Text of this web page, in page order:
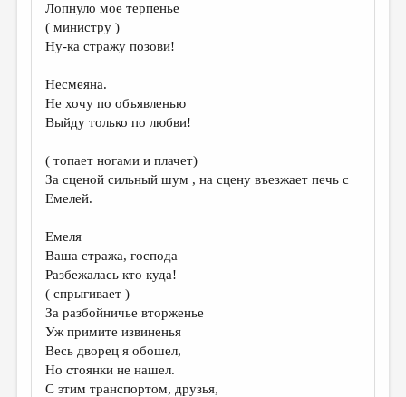
Лопнуло мое терпенье
( министру )
Ну-ка стражу позови!
Несмеяна.
Не хочу по объявленью
Выйду только по любви!
( топает ногами и плачет)
За сценой сильный шум , на сцену въезжает печь с
Емелей.
Емеля
Ваша стража, господа
Разбежалась кто куда!
( спрыгивает )
За разбойничье вторженье
Уж примите извиненья
Весь дворец я обошел,
Но стоянки не нашел.
С этим транспортом, друзья,